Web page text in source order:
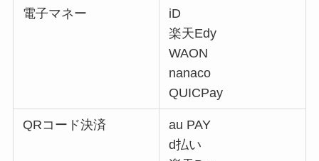
電子マネー
iD
楽天Edy
WAON
nanaco
QUICPay
QRコード決済
au PAY
d払い